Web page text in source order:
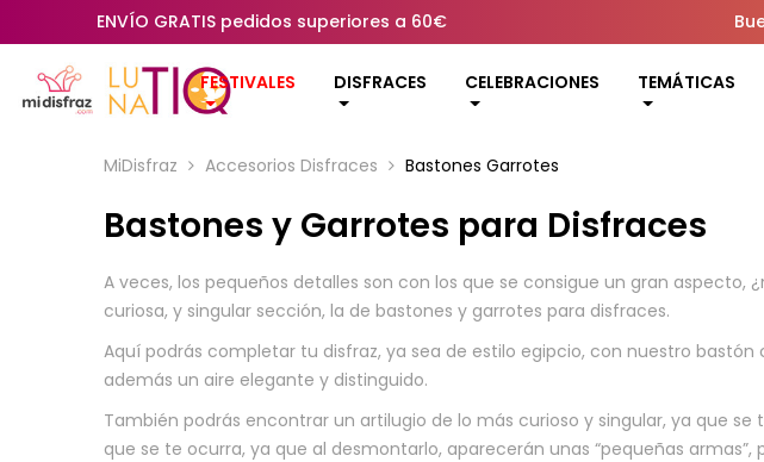
ENVÍO GRATIS pedidos superiores a 60€
FESTIVALES DISFRACES CELEBRACIONES TEMÁTICAS
MiDisfraz Accesorios Disfraces Bastones Garrotes
Bastones y Garrotes para Disfraces
A veces, los pequeños detalles son con los que se consigue un gran
curiosa, y singular sección, la de bastones y garrotes para disfraces.
Aquí podrás completar tu disfraz, ya sea de estilo egipcio, con nuestro
además un aire elegante y distinguido.
También podrás encontrar un artilugio de lo más curioso y singular, ya que
que se te ocurra, ya que al desmontarlo, aparecerán unas “pequeñas